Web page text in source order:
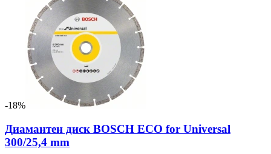
-18%
Диамантен диск BOSCH ECO for Universal
300/25,4 mm